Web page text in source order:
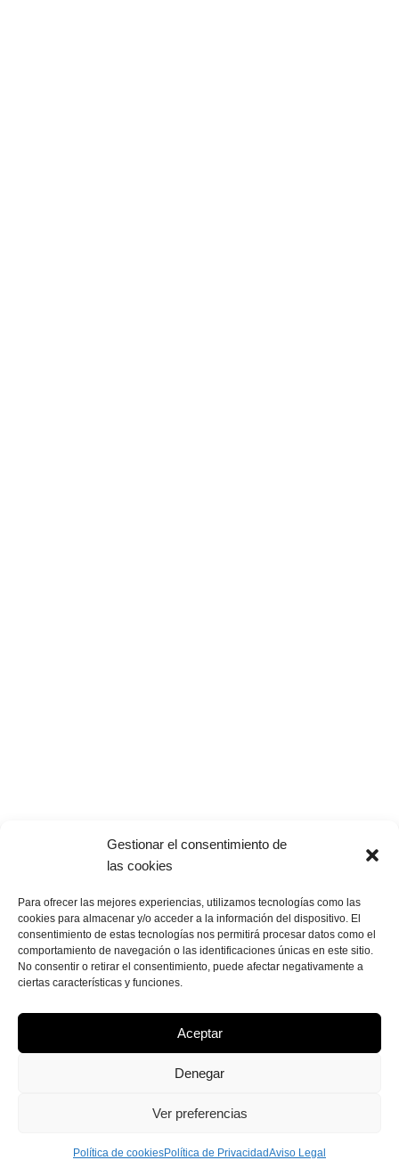
Gestionar el consentimiento de
las cookies
Para ofrecer las mejores experiencias, utilizamos tecnologías como las
cookies para almacenar y/o acceder a la información del dispositivo. El
consentimiento de estas tecnologías nos permitirá procesar datos como el
comportamiento de navegación o las identificaciones únicas en este sitio.
No consentir o retirar el consentimiento, puede afectar negativamente a
ciertas características y funciones.
Aceptar
Denegar
Ver preferencias
Política de cookiesPolítica de PrivacidadAviso Legal